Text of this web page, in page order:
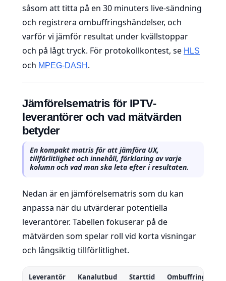
såsom att titta på en 30 minuters live-sändning
och registrera ombuffringshändelser, och
varför vi jämför resultat under kvällstoppar
och på lågt tryck. För protokollkontest, se HLS
och MPEG-DASH .
Jämförelsematris för IPTV-
leverantörer och vad mätvärden
betyder
En kompakt matris för att jämföra UX,
tillförlitlighet och innehåll, förklaring av varje
kolumn och vad man ska leta efter i resultaten.
Nedan är en jämförelsematris som du kan
anpassa när du utvärderar potentiella
leverantörer. Tabellen fokuserar på de
mätvärden som spelar roll vid korta visningar
och långsiktig tillförlitlighet.
Leverantör Kanalutbud Starttid Ombuffringar/